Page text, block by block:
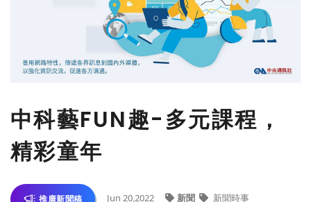
中科藝FUN趣-多元課程，
精彩童年
推廣新聞稿 Jun 20,2022 新聞 新聞時事